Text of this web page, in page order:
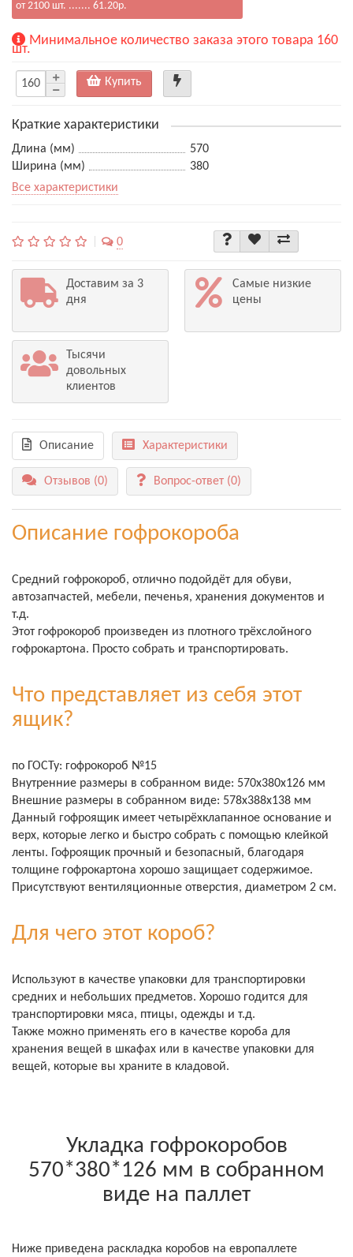
от 2100 шт. ....... 61.20р.
Минимальное количество заказа этого товара 160
шт.
Купить
Краткие характеристики
Длина (мм)
570
Ширина (мм)
380
Все характеристики
0
Доставим за 3
дня
Самые низкие
цены
Тысячи
довольных
клиентов
Описание Характеристики
Отзывов (0) Вопрос-ответ (0)
Описание гофрокороба
Средний гофрокороб, отлично подойдёт для обуви,
автозапчастей, мебели, печенья, хранения документов и
т.д.
Этот гофрокороб произведен из плотного трёхслойного
гофрокартона. Просто собрать и транспортировать.
Что представляет из себя этот
ящик?
по ГОСТу: гофрокороб №15
Внутренние размеры в собранном виде: 570х380х126 мм
Внешние размеры в собранном виде: 578х388х138 мм
Данный гофроящик имеет четырёхклапанное основание и
верх, которые легко и быстро собрать с помощью клейкой
ленты. Гофроящик прочный и безопасный, благодаря
толщине гофрокартона хорошо защищает содержимое.
Присутствуют вентиляционные отверстия, диаметром 2 см.
Для чего этот короб?
Используют в качестве упаковки для транспортировки
средних и небольших предметов. Хорошо годится для
транспортировки мяса, птицы, одежды и т.д.
Также можно применять его в качестве короба для
хранения вещей в шкафах или в качестве упаковки для
вещей, которые вы храните в кладовой.
Укладка гофрокоробов
570*380*126 мм в собранном
виде на паллет
Ниже приведена раскладка коробов на европаллете